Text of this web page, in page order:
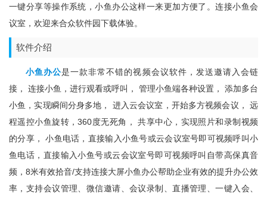
一键分享等操作系统，小鱼办公这样一来更加方便了。连接小鱼会
议室，欢迎来合众软件园下载体验。
软件介绍
小鱼办公是一款非常不错的视频会议软件，发送邀请入会链
接， 连接小鱼，进行观看或呼叫， 管理小鱼端各种设置， 添加多台
小鱼，实现瞬间分身多地， 进入云会议室，开始多方视频会议， 远
程遥控小鱼旋转，360度无死角， 共享中心，实现照片和录制视频
的分享， 小鱼电话，直接输入小鱼号或云会议室号即可视频呼叫小
鱼电话，直接输入小鱼号或云会议室号即可视频呼叫自带高保真音
频，8米有效拾音/支持连接大屏小鱼办公帮助企业有效的提升办公效
率，支持会议管理、微信邀请、会议录制、直播管理、一键入会、